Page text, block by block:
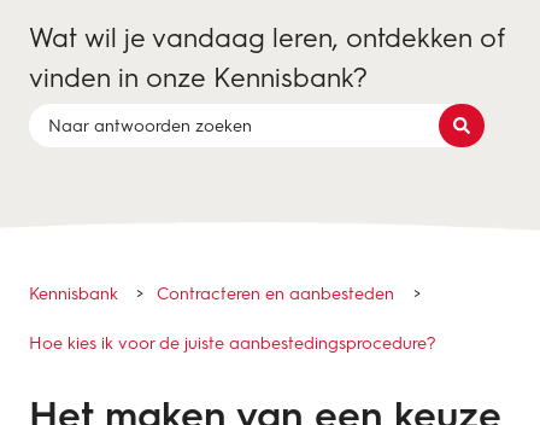
Wat wil je vandaag leren, ontdekken of
vinden in onze Kennisbank?
Kennisbank Contracteren en aanbesteden
Hoe kies ik voor de juiste aanbestedingsprocedure?
Het maken van een keuze